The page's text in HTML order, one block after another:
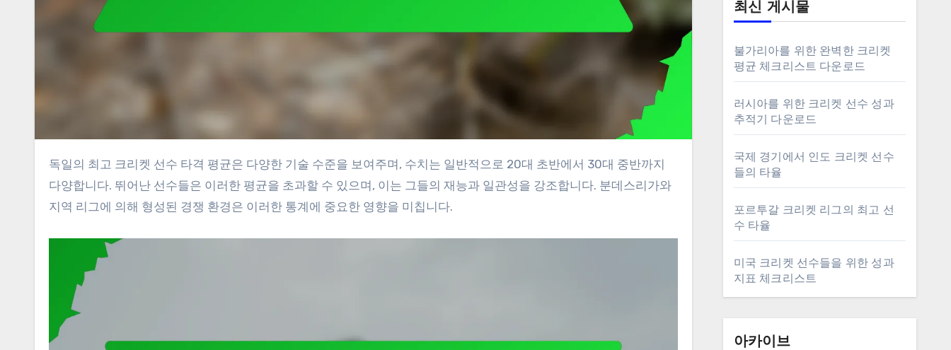
독일의 최고 크리켓 선수 타격 평균은 다양한 기술 수준을 보여주며, 수치는 일반적으로 20대 초반에서 30대 중반까지
다양합니다. 뛰어난 선수들은 이러한 평균을 초과할 수 있으며, 이는 그들의 재능과 일관성을 강조합니다. 분데스리가와
지역 리그에 의해 형성된 경쟁 환경은 이러한 통계에 중요한 영향을 미칩니다.
최신 게시물
불가리아를 위한 완벽한 크리켓
평균 체크리스트 다운로드
러시아를 위한 크리켓 선수 성과
추적기 다운로드
국제 경기에서 인도 크리켓 선수
들의 타율
포르투갈 크리켓 리그의 최고 선
수 타율
미국 크리켓 선수들을 위한 성과
지표 체크리스트
아카이브